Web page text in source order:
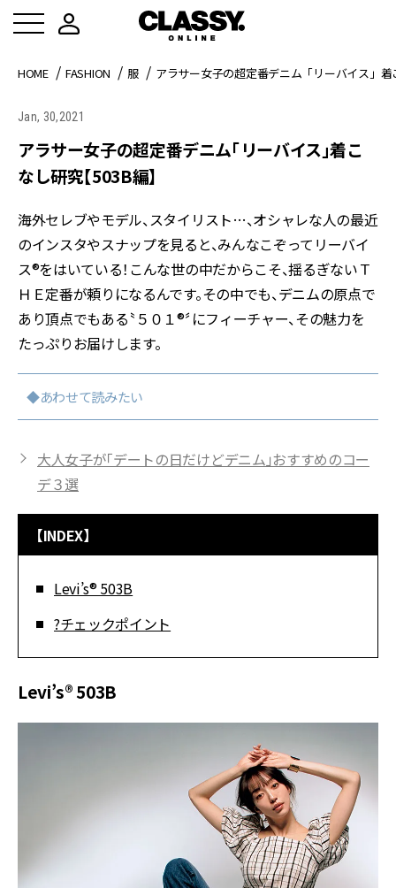
HOME FASHION 服 アラサー女子の超定番デニム「リーバイス」
Jan, 30,2021
アラサー女子の超定番デニム「リーバイス」着こ
なし研究【503B編】
海外セレブやモデル、スタイリスト…、オシャレな人の最近
のインスタやスナップを見ると、みんなこぞってリーバイ
ス®をはいている！こんな世の中だからこそ、揺るぎないＴ
ＨＥ定番が頼りになるんです。その中でも、デニムの原点で
あり頂点でもある〝５０１®〞にフィーチャー、その魅力を
たっぷりお届けします。
◆あわせて読みたい
大人女子が「デートの日だけどデニム」おすすめのコー
デ３選
【INDEX】
Levi’s® 503B
?チェックポイント
Levi’s® 503B